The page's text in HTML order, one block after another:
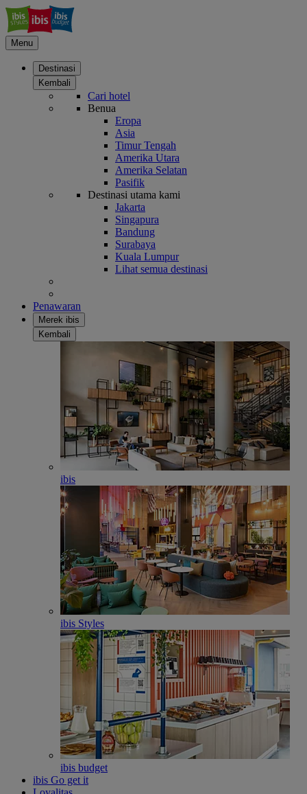
Menu
Destinasi
Kembali
Cari hotel
Benua
Eropa
Asia
Timur Tengah
Amerika Utara
Amerika Selatan
Pasifik
Destinasi utama kami
Jakarta
Singapura
Bandung
Surabaya
Kuala Lumpur
Lihat semua destinasi
Penawaran
Merek ibis
Kembali
ibis
ibis Styles
ibis budget
ibis Go get it